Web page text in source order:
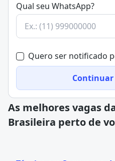
Qual seu WhatsApp?
Quero ser notificado
Continuar
As melhores vagas
Brasileira perto de